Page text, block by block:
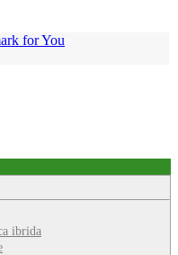
for You
ibrida